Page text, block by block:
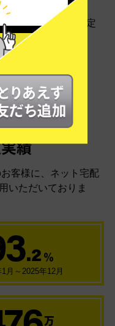
ルでお知らせ。査定
額をお支払い！
績
客様に、 ネット宅配
いただいておりま
.2 ％
1月～2025年12月
万